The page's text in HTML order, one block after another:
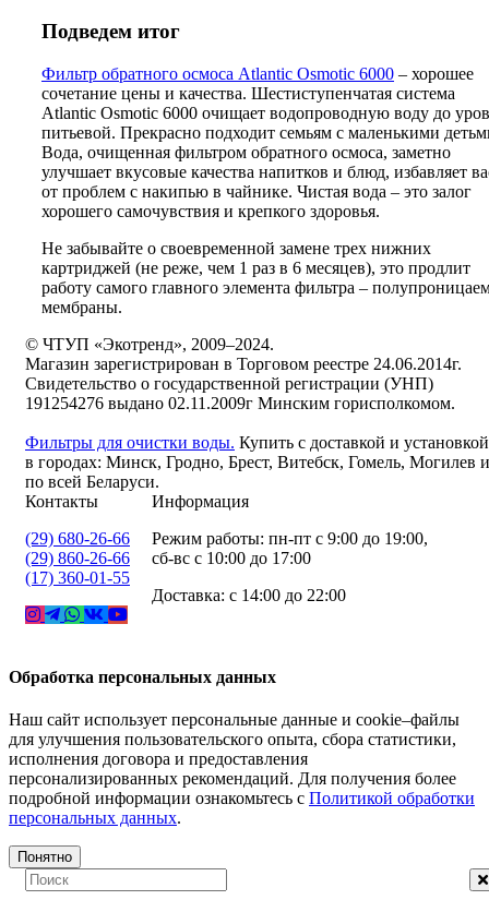
Подведем итог
Фильтр обратного осмоса Atlantic Osmotic 6000 – хорошее
сочетание цены и качества. Шестиступенчатая система
Atlantic Osmotic 6000 очищает водопроводную воду до
питьевой. Прекрасно подходит семьям с маленькими
Вода, очищенная фильтром обратного осмоса, заметно
улучшает вкусовые качества напитков и блюд, избавляет
от проблем с накипью в чайнике. Чистая вода – это залог
хорошего самочувствия и крепкого здоровья.
Не забывайте о своевременной замене трех нижних
картриджей (не реже, чем 1 раз в 6 месяцев), это продлит
работу самого главного элемента фильтра –
мембраны.
© ЧТУП «Экотренд», 2009–2024.
Магазин зарегистрирован в Торговом реестре 24.06.2014г.
Свидетельство о государственной регистрации (УНП)
191254276 выдано 02.11.2009г Минским горисполкомом.
Фильтры для очистки воды. Купить с доставкой и установкой
в городах: Минск, Гродно, Брест, Витебск, Гомель, Могилев и
по всей Беларуси.
Контакты
(29) 680-26-66
(29) 860-26-66
(17) 360-01-55
Информация
Режим работы: пн-пт с 9:00 до 19:00,
сб-вс с 10:00 до 17:00
Доставка: с 14:00 до 22:00
Обработка персональных данных
Наш сайт использует персональные данные и cookie–файлы
для улучшения пользовательского опыта, сбора статистики,
исполнения договора и предоставления
персонализированных рекомендаций. Для получения более
подробной информации ознакомьтесь с Политикой обработки
персональных данных.
Понятно